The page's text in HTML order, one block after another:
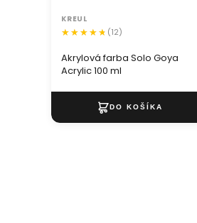
Akrylová farba Solo Goya
Acrylic 100 ml
KREUL
(12)